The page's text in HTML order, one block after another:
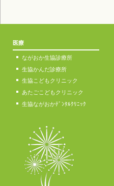
医療
ながおか生協診療所
生協かんだ診療所
生協こどもクリニック
あたごこどもクリニック
生協ながおかﾃﾞﾝﾀﾙｸﾘﾆｯｸ